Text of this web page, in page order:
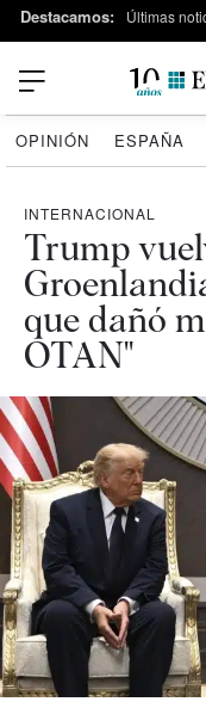
Destacamos: Últimas
OPINIÓN ESPAÑA
INTERNACIONAL
Trump
que dañó
OTAN"